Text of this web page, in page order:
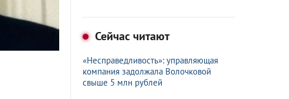
Сейчас читают
«Несправедливость»: управляющая
компания задолжала Волочковой
свыше 5 млн рублей